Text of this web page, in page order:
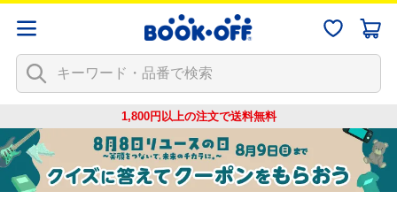
1,800円以上の注文で送料無料